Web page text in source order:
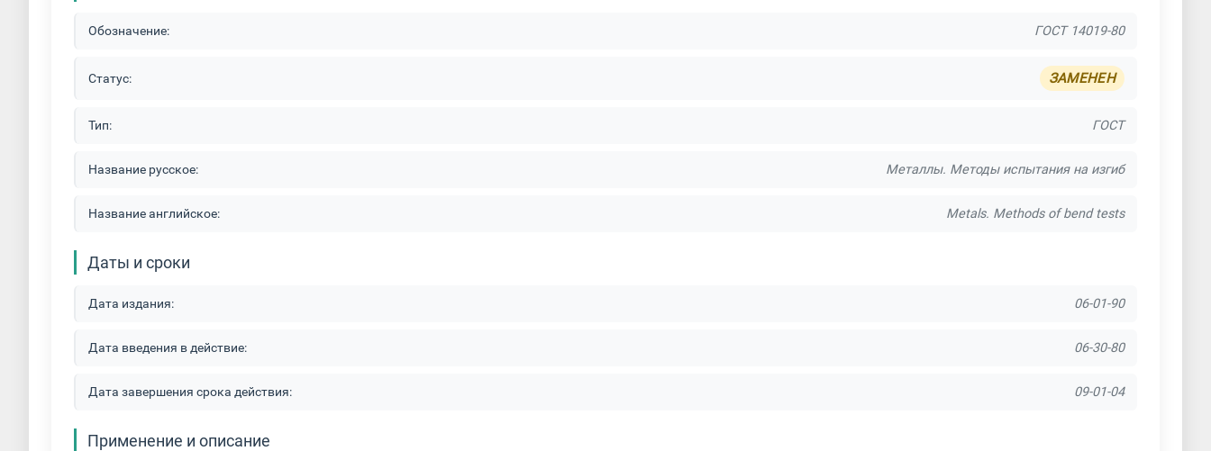
Обозначение: ГОСТ 14019-80
Статус: ЗАМЕНЕН
Тип: ГОСТ
Название русское: Металлы. Методы испытания на изгиб
Название английское: Metals. Methods of bend tests
Даты и сроки
Дата издания: 06-01-90
Дата введения в действие: 06-30-80
Дата завершения срока действия: 09-01-04
Применение и описание